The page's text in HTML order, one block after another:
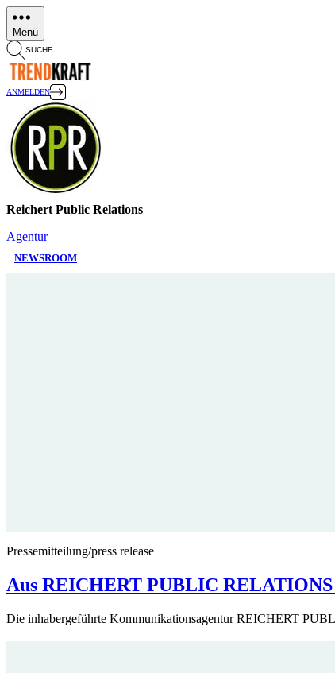
Direkt
zum
Inhalt
Menü
SUCHE
ANMELDEN
Reichert Public Relations
Agentur
NEWSROOM
Pressemitteilung/press release
Aus REICHERT PUBLIC
Die inhabergeführte Kommunikationsagentur REICHERT